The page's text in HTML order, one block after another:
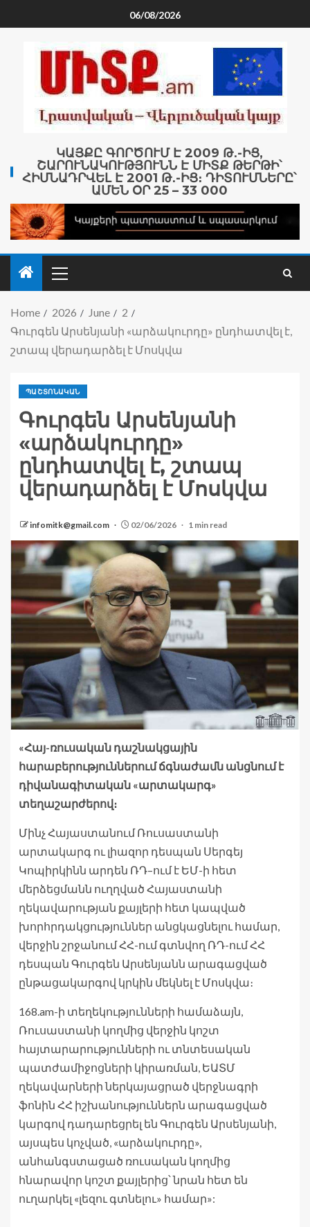
06/08/2026
ԿԱՅՔԸ ԳՈՐԾՈՒՄ Է 2009 Թ․-ԻՑ,
ՇԱՐՈՒՆԱԿՈՒԹՅՈՒՆՆ Է ՄԻՏՔ ԹԵՐԹԻ՝
ՀԻՄՆԱԴՐՎԵԼ Է 2001 Թ․-ԻՑ։ ԴԻՏՈՒՄՆԵՐԸ՝
ԱՄԵՆ ՕՐ 25 – 33 000
Home 2026 June
2
Գուրգեն Արսենյանի «արձակուրդը» ընդհատվել է,
շտապ վերադարձել է Մոսկվա
ՊԱՇՏՈՆԱԿԱՆ
Գուրգեն Արսենյանի
«արձակուրդը»
ընդհատվել է, շտապ
վերադարձել է Մոսկվա
infomitk@gmail.com 02/06/2026 1 min read
«Հայ-ռուսական դաշնակցային
հարաբերություններում ճգնաժամն անցնում է
դիվանագիտական «արտակարգ»
տեղաշարժերով։
Մինչ Հայաստանում Ռուսաստանի
արտակարգ ու լիազոր դեսպան Սերգեյ
Կոպիրկինն արդեն ՌԴ–ում է ԵՄ-ի հետ
մերձեցմանն ուղղված Հայաստանի
ղեկավարության քայլերի հետ կապված
խորհրդակցություններ անցկացնելու համար,
վերջին շրջանում ՀՀ-ում գտնվող ՌԴ-ում ՀՀ
դեսպան Գուրգեն Արսենյանն արագացված
ընթացակարգով կրկին մեկնել է Մոսկվա։
168.am-ի տեղեկությունների համաձայն,
Ռուսաստանի կողմից վերջին կոշտ
հայտարարությունների ու տնտեսական
պատժամիջոցների կիրառման, ԵԱՏՄ
ղեկավարների ներկայացրած վերջնագրի
ֆոնին ՀՀ իշխանություններն արագացված
կարգով դադարեցրել են Գուրգեն Արսենյանի,
այսպես կոչված, «արձակուրդը»,
անհանգստացած ռուսական կողմից
հնարավոր կոշտ քայլերից՝ նրան հետ են
ուղարկել «լեզու գտնելու» համար»: